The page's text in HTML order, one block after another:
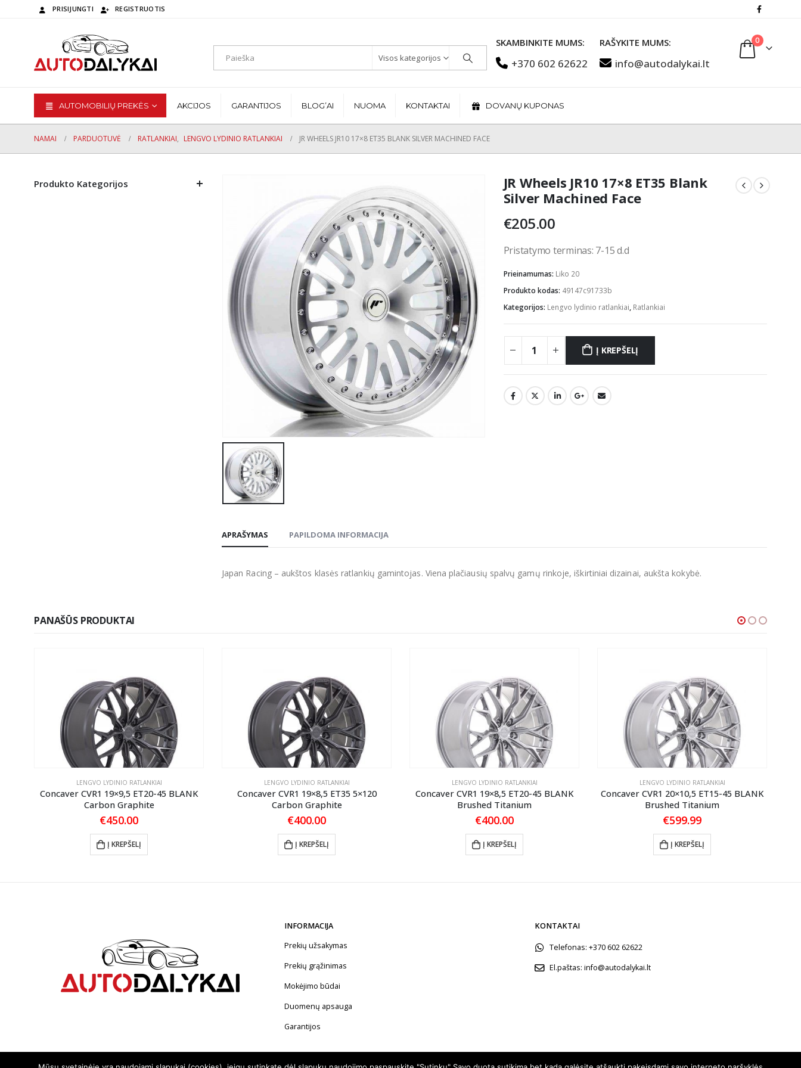
PRISIJUNGTI REGISTRUOTIS
Visos kategorijos
SKAMBINKITE MUMS:
+370 602 62622
RAŠYKITE MUMS:
info@autodalykai.lt
0
AUTOMOBILIŲ PREKĖS AKCIJOS GARANTIJOS BLOG’AI NUOMA KONTAKTAI DOVANŲ KUPONAS
NAMAI PARDUOTUVĖ RATLANKIAI, LENGVO LYDINIO RATLANKIAI JR WHEELS JR10 17×8 ET35 BLANK SILVER MACHINED FACE
JR Wheels JR10 17×8 ET35 Blank
Silver Machined Face
€205.00
Pristatymo terminas: 7-15 d.d
Prieinamumas: Liko 20
Produkto kodas: 49147c91733b
Kategorijos: Lengvo lydinio ratlankiai, Ratlankiai
Į KREPŠELĮ
APRAŠYMAS PAPILDOMA INFORMACIJA
Japan Racing – aukštos klasės ratlankių gamintojas. Viena plačiausių spalvų gamų rinkoje, iškirtiniai dizainai, aukšta kokybė.
Produkto Kategorijos
PANAŠŪS PRODUKTAI
LENGVO LYDINIO RATLANKIAI
Concaver CVR1 19×9,5 ET20-45 BLANK
Carbon Graphite
€450.00
Į KREPŠELĮ
LENGVO LYDINIO RATLANKIAI
Concaver CVR1 19×8,5 ET35 5×120
Carbon Graphite
€400.00
Į KREPŠELĮ
LENGVO LYDINIO RATLANKIAI
Concaver CVR1 19×8,5 ET20-45 BLANK
Brushed Titanium
€400.00
Į KREPŠELĮ
LENGVO LYDINIO RATLANKIAI
Concaver CVR1 20×10,5 ET15-45 BLANK
Brushed Titanium
€599.99
Į KREPŠELĮ
INFORMACIJA
Prekių užsakymas
Prekių grąžinimas
Mokėjimo būdai
Duomenų apsauga
Garantijos
KONTAKTAI
Telefonas: +370 602 62622
El.paštas: info@autodalykai.lt